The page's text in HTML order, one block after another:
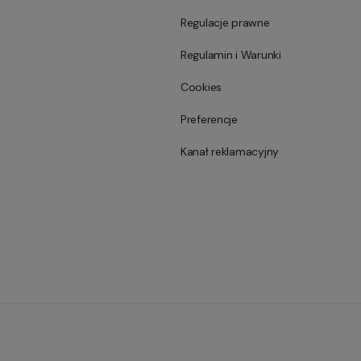
Regulacje prawne
Regulamin i Warunki
Cookies
Preferencje
Kanał reklamacyjny